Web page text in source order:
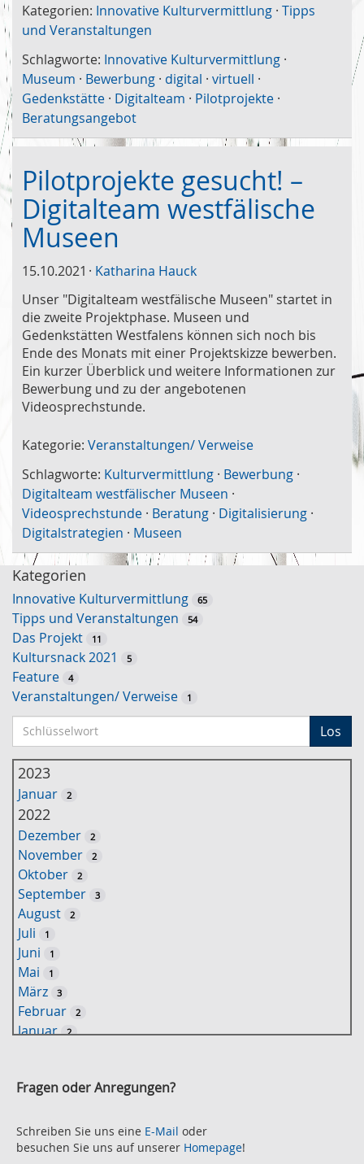
Kategorien: Innovative Kulturvermittlung · Tipps
und Veranstaltungen
Schlagworte: Innovative Kulturvermittlung ·
Museum · Bewerbung · digital · virtuell ·
Gedenkstätte · Digitalteam · Pilotprojekte ·
Beratungsangebot
Pilotprojekte gesucht! –
Digitalteam westfälische
Museen
15.10.2021
Katharina Hauck
Unser "Digitalteam westfälische Museen" startet in
die zweite Projektphase. Museen und
Gedenkstätten Westfalens können sich noch bis
Ende des Monats mit einer Projektskizze bewerben.
Ein kurzer Überblick und weitere Informationen zur
Bewerbung und zu der angebotenen
Videosprechstunde.
Kategorie: Veranstaltungen/ Verweise
Schlagworte: Kulturvermittlung · Bewerbung ·
Digitalteam westfälischer Museen ·
Videosprechstunde · Beratung · Digitalisierung ·
Digitalstrategien · Museen
Kategorien
Innovative Kulturvermittlung 65
Tipps und Veranstaltungen 54
Das Projekt 11
Kultursnack 2021 5
Feature 4
Veranstaltungen/ Verweise 1
c
h
ü
w
o
r
u
c
Los
2023
Januar 2
2022
Dezember 2
November 2
Oktober 2
September 3
August 2
Juli 1
Juni 1
Mai 1
März 3
Februar 2
Januar 2
Oktober 2
August 2
Juli 2
Fragen oder Anregungen?
Schreiben Sie uns eine E-Mail oder
besuchen Sie uns auf unserer Homepage!